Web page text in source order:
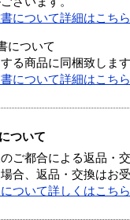
について詳細はこちら
について
る商品に同梱致します
について詳細はこちら
ついて
ご都合による返品・
合、返品・交換はお
ついて詳しくはこちら